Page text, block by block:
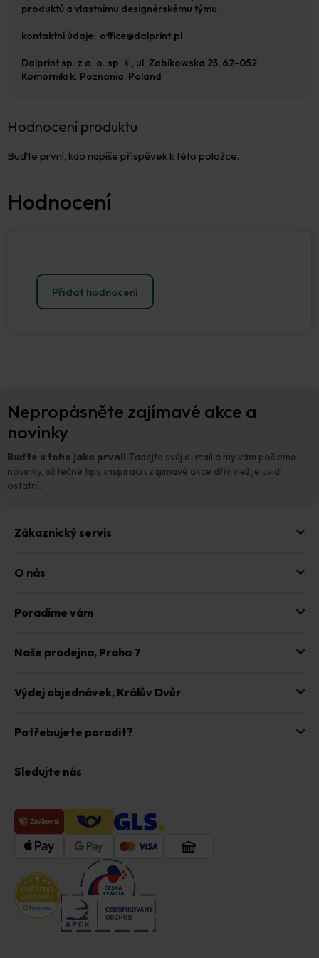
Hodnocení produktu
Buďte první, kdo napíše příspěvek k této položce.
Přidat hodnocení
produktů a vlastnímu designérskému týmu
kontaktní údaje: office@dalprint.pl
Dalprint sp. z o. o. sp. k.
, ul. Żabikowska 25, 62-052
Komorniki k. Poznania, Poland
Nepropásněte zajímavé akce a
novinky
Buďte u toho jako první! Zadejte svůj e-mail a my vám pošleme
novinky, užitečné tipy, inspiraci i zajímavé akce dřív, než je uvidí
ostatní.
Zákaznický servis
O nás
Poradíme vám
Naše prodejna, Praha 7
Výdej objednávek, Králův Dvůr
Potřebujete poradit?
Sledujte nás